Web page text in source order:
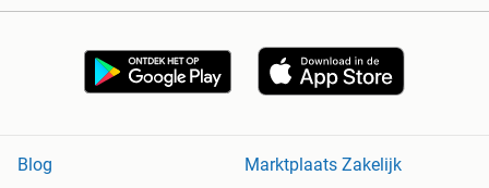
Blog
Marktplaats Zakelijk